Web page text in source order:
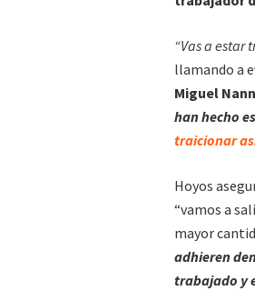
“Vas a estar
llamando a
Miguel
han hecho
traicionar
Hoyos
“vamos a
mayor
adhieren
trabajado y